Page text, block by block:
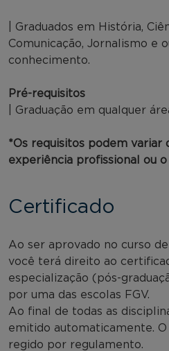
| Graduados em História,
Comunicação, Jornalismo e
conhecimento.
Pré-requisitos
| Graduação em qualquer
*Os requisitos podem variar
experiência profissional ou
Certificado
Ao ser aprovado no curso
você terá direito ao
especialização (pós-
por uma das escolas FGV.
Ao final de todas as
emitido automaticamente.
regido por regulamento.